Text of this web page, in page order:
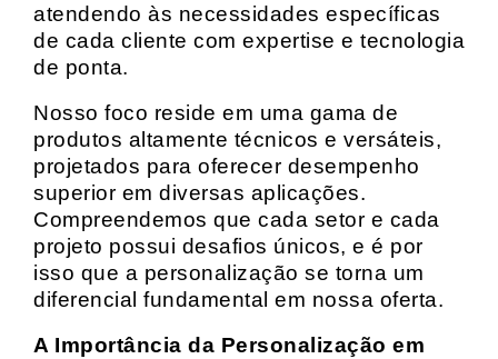
atendendo às necessidades específicas
de cada cliente com expertise e tecnologia
de ponta.
Nosso foco reside em uma gama de
produtos altamente técnicos e versáteis,
projetados para oferecer desempenho
superior em diversas aplicações.
Compreendemos que cada setor e cada
projeto possui desafios únicos, e é por
isso que a personalização se torna um
diferencial fundamental em nossa oferta.
A Importância da Personalização em